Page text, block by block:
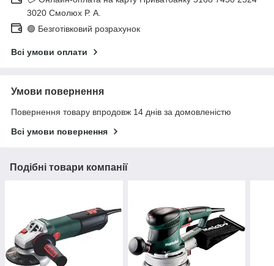
3020 Смолюх Р. А.
🟢 Безготівковий розрахунок
Всі умови оплати
Умови повернення
Повернення товару впродовж 14 днів за домовленістю
Всі умови повернення
Подібні товари компанії